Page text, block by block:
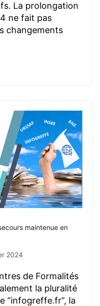
La prolongation
ne fait pas
changements
maintenue en
2024
de Formalités
la pluralité
“infogreffe.fr”, la